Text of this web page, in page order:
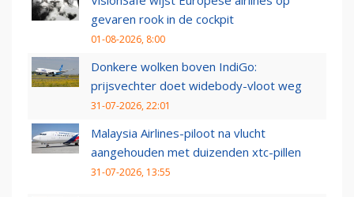
gevaren rook in de cockpit
01-08-2026, 8:00
Donkere wolken boven IndiGo:
prijsvechter doet widebody-vloot weg
31-07-2026, 22:01
Malaysia Airlines-piloot na vlucht
aangehouden met duizenden xtc-pillen
31-07-2026, 13:55